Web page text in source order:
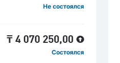
Не состоялся
₸ 4 070 250,00
Состоялся